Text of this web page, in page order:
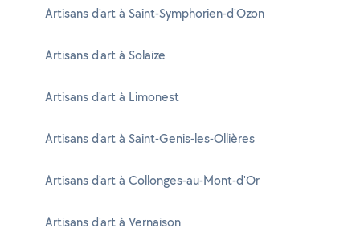
Artisans d'art à Saint-Symphorien-d'Ozon
Artisans d'art à Solaize
Artisans d'art à Limonest
Artisans d'art à Saint-Genis-les-Ollières
Artisans d'art à Collonges-au-Mont-d'Or
Artisans d'art à Vernaison